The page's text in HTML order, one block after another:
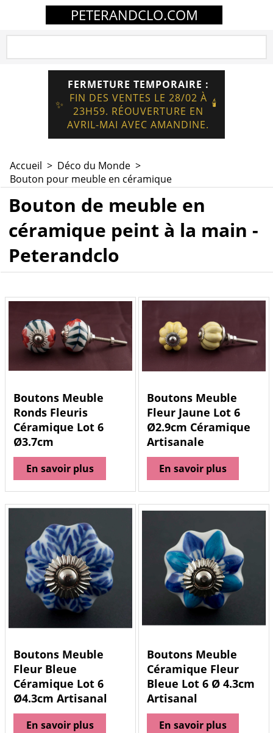
PETERANDCLO.COM
✨
FERMETURE TEMPORAIRE :
FIN DES VENTES LE 28/02 À
23H59. RÉOUVERTURE EN
AVRIL-MAI AVEC AMANDINE.
🕯️
Accueil > Déco du Monde >
Bouton pour meuble en céramique
Bouton de meuble en
céramique peint à la main -
Peterandclo
Boutons Meuble
Ronds Fleuris
Céramique Lot 6
Ø3.7cm
En savoir plus
Boutons Meuble
Fleur Jaune Lot 6
Ø2.9cm Céramique
Artisanale
En savoir plus
Boutons Meuble
Fleur Bleue
Céramique Lot 6
Ø4.3cm Artisanal
En savoir plus
Boutons Meuble
Céramique Fleur
Bleue Lot 6 Ø 4.3cm
Artisanal
En savoir plus